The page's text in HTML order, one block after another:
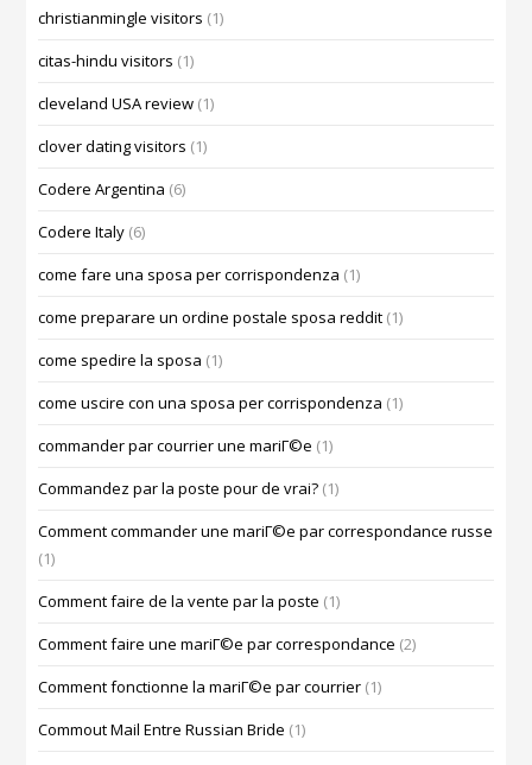
christianmingle visitors (1)
citas-hindu visitors (1)
cleveland USA review (1)
clover dating visitors (1)
Codere Argentina (6)
Codere Italy (6)
come fare una sposa per corrispondenza (1)
come preparare un ordine postale sposa reddit (1)
come spedire la sposa (1)
come uscire con una sposa per corrispondenza (1)
commander par courrier une mariГ©e (1)
Commandez par la poste pour de vrai? (1)
Comment commander une mariГ©e par correspondance russe
(1)
Comment faire de la vente par la poste (1)
Comment faire une mariГ©e par correspondance (2)
Comment fonctionne la mariГ©e par courrier (1)
Commout Mail Entre Russian Bride (1)